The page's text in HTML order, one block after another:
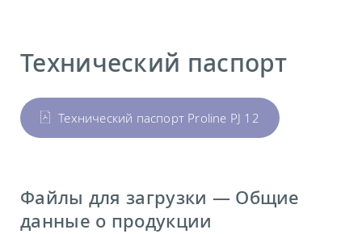
Технический паспорт
Технический паспорт Proline PJ 12
Файлы для загрузки — Общие
данные о продукции